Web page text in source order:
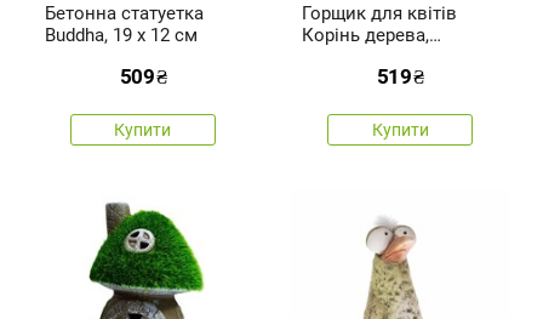
Бетонна статуетка
Buddha, 19 х 12 см
509₴
Купити
Горщик для квітів
Корінь дерева,
519₴
Купити